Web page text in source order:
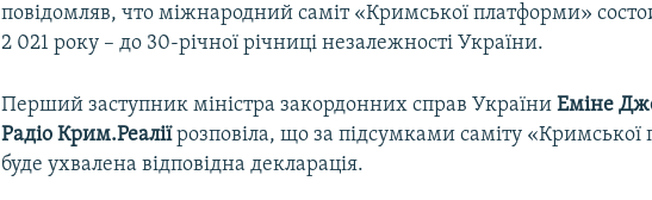
повідомляв, что міжнародний саміт «Кримської платформи»
2 021 року – до 30-річної річниці незалежності України.
Перший заступник міністра закордонних справ УкраїниЕміне
Радіо Крим.Реаліїрозповіла, що за підсумками саміту «Кримської
буде ухвалена відповідна декларація.